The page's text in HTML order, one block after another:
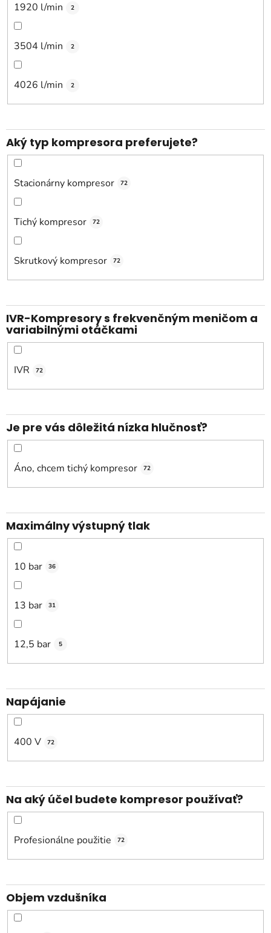
1920 l/min 2
3504 l/min 2
4026 l/min 2
Aký typ kompresora preferujete?
Stacionárny kompresor 72
Tichý kompresor 72
Skrutkový kompresor 72
IVR-Kompresory s frekvenčným meničom a
variabilnými otáčkami
IVR 72
Je pre vás dôležitá nízka hlučnosť?
Áno, chcem tichý kompresor 72
Maximálny výstupný tlak
10 bar 36
13 bar 31
12,5 bar 5
Napájanie
400 V 72
Na aký účel budete kompresor používať?
Profesionálne použitie 72
Objem vzdušníka